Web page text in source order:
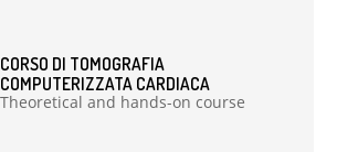
CORSO DI TOMOGRAFIA
COMPUTERIZZATA CARDIACA
Theoretical and hands-on course